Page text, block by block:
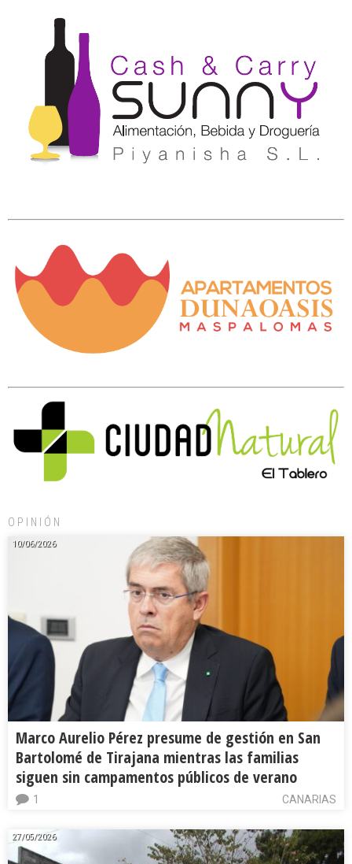
OPINIÓN
10/06/2026
Marco Aurelio Pérez presume de gestión en San
Bartolomé de Tirajana mientras las familias
siguen sin campamentos públicos de verano
CANARIAS
1
27/05/2026